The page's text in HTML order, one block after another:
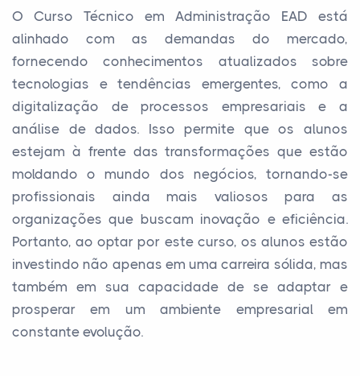
O Curso Técnico em Administração EAD está
alinhado com as demandas do mercado,
fornecendo conhecimentos atualizados sobre
tecnologias e tendências emergentes, como a
digitalização de processos empresariais e a
análise de dados. Isso permite que os alunos
estejam à frente das transformações que estão
moldando o mundo dos negócios, tornando-se
profissionais ainda mais valiosos para as
organizações que buscam inovação e eficiência.
Portanto, ao optar por este curso, os alunos estão
investindo não apenas em uma carreira sólida, mas
também em sua capacidade de se adaptar e
prosperar em um ambiente empresarial em
constante evolução.